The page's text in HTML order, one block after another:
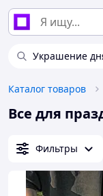
Украшение
Каталог товаров
Все для
Фильтры